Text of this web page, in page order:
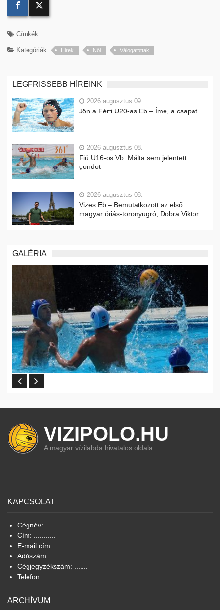
Címkék
Kategóriák Hirek Női Válogatottak
LEGFRISSEBB HÍREINK
2026 augusztus 09.
Jön a Férfi U20-as Eb – Íme, a csapat
2026 augusztus 08.
Fiú U16-os Vb: Málta sem jelentett
gondot
2026 augusztus 08.
Vizes Eb – Bemutatkozott az első
magyar óriás-toronyugró, Dobra Viktor
GALÉRIA
VIZIPOLO.HU
A magyar vízilabda hivatalos oldala
KAPCSOLAT
Cégnév: .......
Cím: ...........
E-mail cím: .......
Adószám: ........
Cégjegyzékszám: .......
Telefon: ........
ARCHÍVUM